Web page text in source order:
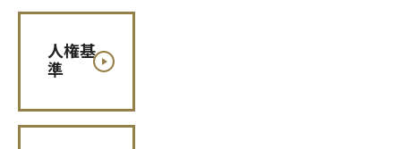
人権基
準